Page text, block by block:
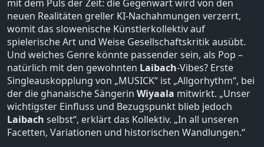
mit dem Puls der Zeit: die Gegenwart wird von den
neuen Realitäten greller KI-Nachahmungen verzerrt,
womit das slowenische Künstlerkollektiv auf
spielerische Art und Weise Gesellschaftskritik ausübt.
Und welches Genre könnte passender sein, als Pop –
natürlich mit den gewohnten Laibach-Vibes? Erste
Singleauskopplung von „MUSICK“ ist „Allgorhythm“, bei
der die ghanaische Sängerin Wiyaala mitwirkt. „Unser
wichtigster Einfluss und Bezugspunkt blieb jedoch
Laibach selbst“, erklärt das Kollektiv. „In all unseren
Facetten, Variationen und historischen Wandlungen.“